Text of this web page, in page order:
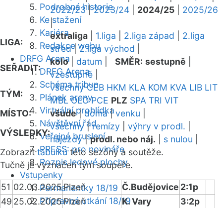
Podrobná historie
Ke stažení
Kariéra
Redakce webu
DRFG Arena
DRFG Arena
Schéma tribun
Plánek areny
Virtuální prohlídka
Návštěvní řád
Veřejné bruslení
PRESS: pro novináře
Rozpis ledové plochy
Vstupenky
Permanentky 18/19
Přípravná utkání 18/19
2022/23|2023/24 2024/25
2025/26
|
LIGA:
extraliga 1.liga 2.liga západ
2.liga
střed|2.liga východ
SEŘADIT:
kolo| datum SMĚR: sestupně
vzestupně
TÝM:
všechny CEB HKM KLA KOM KVA LIB LIT
MBL OLO PCE PLZ SPA TRI VIT
MÍSTO:
všude|doma|venku
VÝSLEDKY:
všechny|remízy výhry v prodl.
nájezdy|prodl. nebo náj. s nulou
Zobrazittabulkutéto sezóny a soutěže.
Tučně je vyznačen tým soupeře.
51 02.03.2025Plzeň Č.Budějovice 2:1p
49 25.02.2025Plzeň K. Vary
3:2p